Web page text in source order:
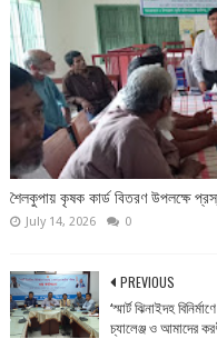
শৈলকুপায় কৃষক কার্ড বিতরণ উপলক্ষে
July 14, 2026 0
PREVIOUS
‘স্মার্ট ঝিনাইদহ বিনির্মাণে
চ্যালেঞ্জ ও আমাদের